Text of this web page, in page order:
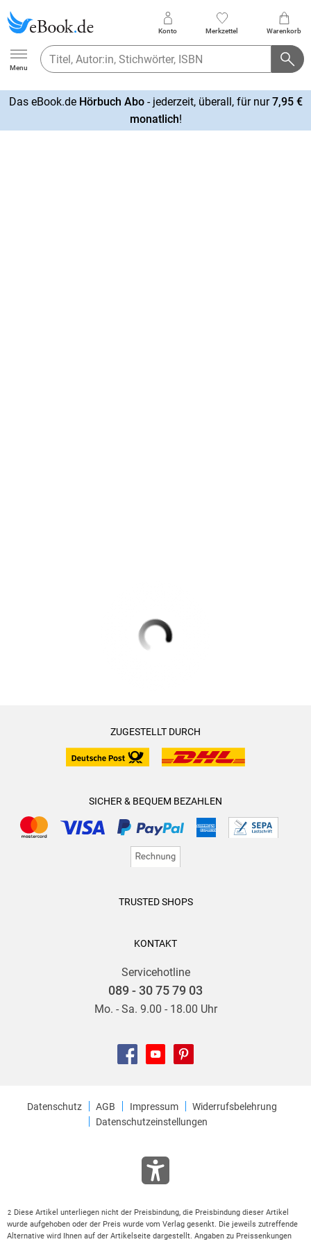
Ebook.de
Menu
Konto Merkzettel Warenkorb
Das eBook.de Hörbuch Abo- jederzeit, überall, für nur7,95 €
monatlich!
ZUGESTELLT DURCH
SICHER & BEQUEM BEZAHLEN
TRUSTED SHOPS
KONTAKT
Servicehotline
089 - 30 75 79 03
Mo. - Sa. 9.00 - 18.00 Uhr
Datenschutz AGB Impressum
Widerrufsbelehrung
Datenschutzeinstellungen
2 Diese Artikel unterliegen nicht der Preisbindung, die Preisbindung dieser Artikel
wurde aufgehoben oder der Preis wurde vom Verlag gesenkt. Die jeweils zutreffende
Alternative wird Ihnen auf der Artikelseite dargestellt. Angaben zu Preissenkungen